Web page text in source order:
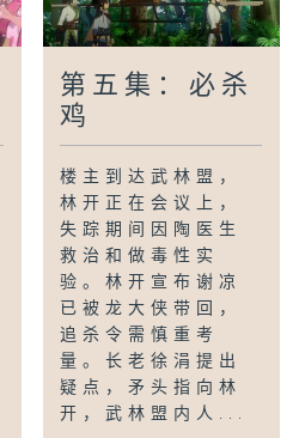
第五集：必杀
鸡
楼主到达武林盟，
林开正在会议上，
失踪期间因陶医生
救治和做毒性实
验。林开宣布谢凉
已被龙大侠带回，
追杀令需慎重考
量。长老徐涓提出
疑点，矛头指向林
开，武林盟内人...